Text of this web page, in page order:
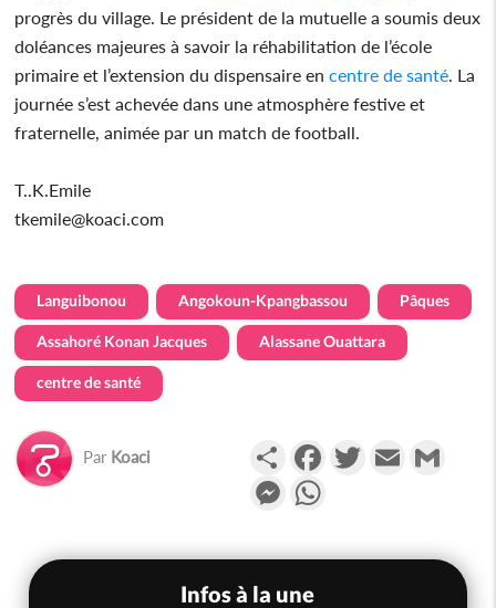
progrès du village. Le président de la mutuelle a soumis deux
doléances majeures à savoir la réhabilitation de l’école
primaire et l’extension du dispensaire en centre de santé . La
journée s’est achevée dans une atmosphère festive et
fraternelle, animée par un match de football.
T..K.Emile
tkemile@koaci.com
Languibonou Angokoun-Kpangbassou Pâques
Assahoré Konan Jacques Alassane Ouattara
centre de santé
Par Koaci PartagerFacebookTwitterEmail
Messenger
Infos à la une